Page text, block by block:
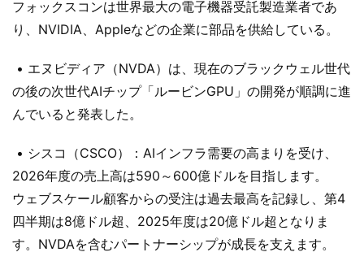
フォックスコンは世界最大の電子機器受託製造業者であ
り、NVIDIA、Appleなどの企業に部品を供給している。
• エヌビディア（NVDA）は、現在のブラックウェル世代
の後の次世代AIチップ「ルービンGPU」の開発が順調に進
んでいると発表した。
• シスコ（CSCO）：AIインフラ需要の高まりを受け、
2026年度の売上高は590～600億ドルを目指します。
ウェブスケール顧客からの受注は過去最高を記録し、第4
四半期は8億ドル超、2025年度は20億ドル超となりま
す。NVDAを含むパートナーシップが成長を支えます。